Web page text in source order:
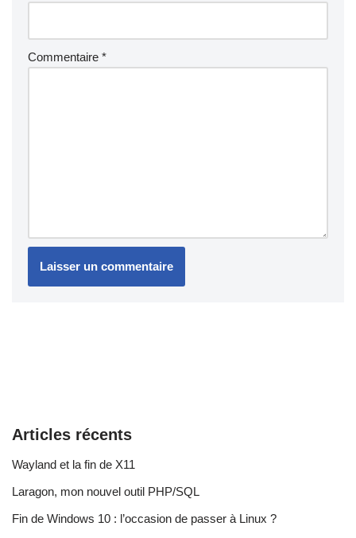
Commentaire *
Articles récents
Wayland et la fin de X11
Laragon, mon nouvel outil PHP/SQL
Fin de Windows 10 : l’occasion de passer à Linux ?